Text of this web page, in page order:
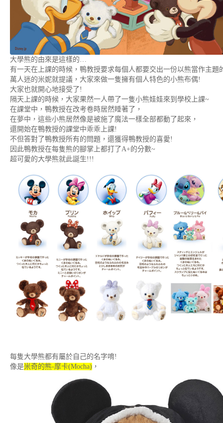
大學熊的由來是這樣的…
有一天在上課的時候，鴨教授要求每個人都要交出一份以熊當作主題
萬人迷的米妮就提議，大家來做一隻擁有個人特色的小熊布偶!
大家也就開心地接受了!
隔天上課的時候，大家果然一人帶了一隻小熊娃娃來到學校上課~
在課堂中，鴨教授在改考卷時居然睡著了，
在夢中，這些小熊居然像是被施了魔法一樣全部都動了起來，
還開始在鴨教授的課堂中乖乖上課!
不但答對了鴨教授所有的問題，還獲得鴨教授的喜愛!
因此鴨教授在每隻熊的腳掌上都打了A+的分數~
超可愛的大學熊就此誕生!!!
每隻大學熊都有屬於自己的名字唷!
像是米奇的熊-摩卡(Mocha) ，